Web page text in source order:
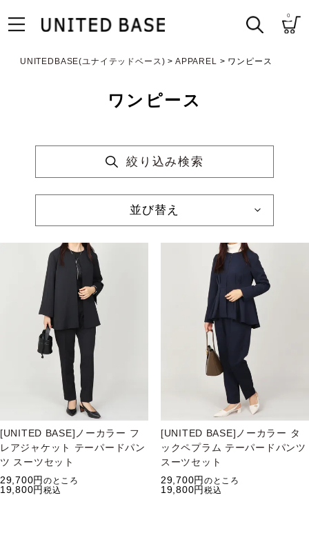
0
UNITEDBASE(ユナイテッドベース) APPAREL ワンピース
ワンピース
絞り込み検索
並び替え
[UNITED BASE]ノーカラー フ
レアジャケット テーパードパン
ツ スーツセット
29,700
のところ
19,800 税込
[UNITED BASE]ノーカラー タ
ックペプラム テーパードパンツ
スーツセット
29,700
のところ
19,800 税込